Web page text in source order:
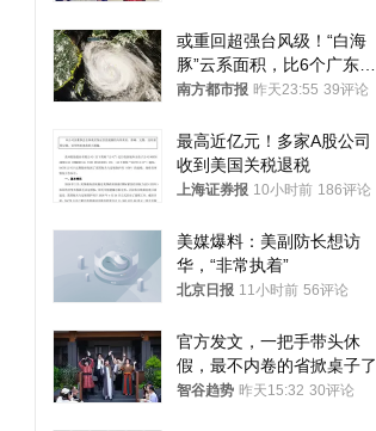
或重回超强台风级！“白海
豚”云系面积，比6个广东还
大！深圳官方：注意这件事
南方都市报 昨天23:55 39评论
最高近亿元！多家A股公司
收到美国关税退税
上海证券报 10小时前 186评论
美媒爆料：美副防长想访
华，“非常执着”
北京日报 11小时前 56评论
官方发文，一把手带头休
假，最不内卷的省掀桌子了
智谷趋势 昨天15:32 30评论